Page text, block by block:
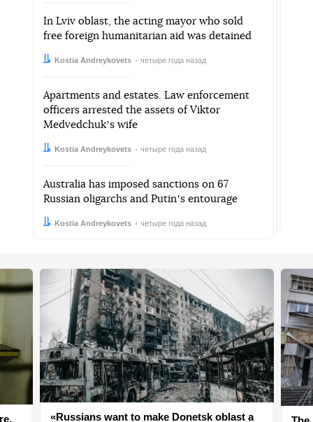
In Lviv oblast, the acting mayor who sold
free foreign humanitarian aid was detained
Автор:Kostia Andreykovets
Дата: четыре года назад
Apartments and estates. Law enforcement
officers arrested the assets of Viktor
Medvedchukʼs wife
Автор:Kostia Andreykovets
Дата: четыре года назад
Australia has imposed sanctions on 67
Russian oligarchs and Putinʼs entourage
Автор:Kostia Andreykovets
Дата: четыре года назад
«Russians want to make Donetsk oblast a